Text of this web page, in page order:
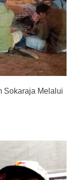
Sokaraja Melalui